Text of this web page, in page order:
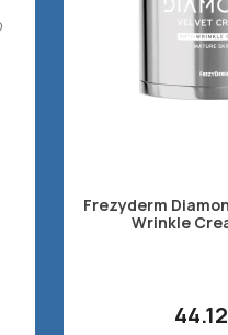
Frezyderm
Wrinkle